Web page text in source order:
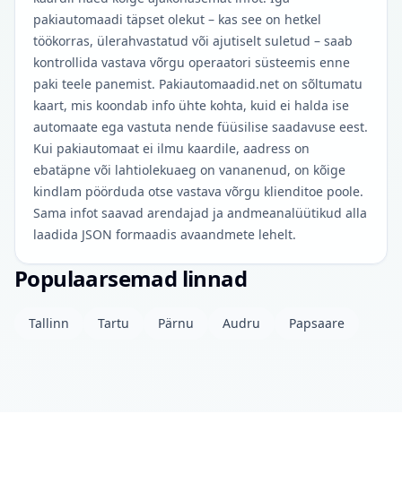
pakiautomaadi täpset olekut – kas see on hetkel
töökorras, ülerahvastatud või ajutiselt suletud – saab
kontrollida vastava võrgu operaatori süsteemis enne
paki teele panemist. Pakiautomaadid.net on sõltumatu
kaart, mis koondab info ühte kohta, kuid ei halda ise
automaate ega vastuta nende füüsilise saadavuse eest.
Kui pakiautomaat ei ilmu kaardile, aadress on
ebatäpne või lahtiolekuaeg on vananenud, on kõige
kindlam pöörduda otse vastava võrgu klienditoe poole.
Sama infot saavad arendajad ja andmeanalüütikud alla
laadida JSON formaadis avaandmete lehelt.
Populaarsemad linnad
Tallinn Tartu Pärnu Audru Papsaare